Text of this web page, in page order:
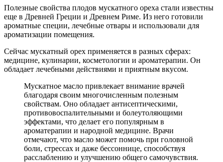
Полезные свойства плодов мускатного ореха стали известны
еще в Древней Греции и Древнем Риме. Из него готовили
ароматные специи, лечебные отвары и использовали для
ароматизации помещения.
Сейчас мускатный орех применяется в разных сферах:
медицине, кулинарии, косметологии и ароматерапии. Он
обладает лечебными действиями и приятным вкусом.
Мускатное масло привлекает внимание врачей
благодаря своим многочисленным полезным
свойствам. Оно обладает антисептическими,
противовоспалительными и болеутоляющими
эффектами, что делает его популярным в
ароматерапии и народной медицине. Врачи
отмечают, что масло может помочь при головной
боли, стрессах и даже бессоннице, способствуя
расслаблению и улучшению общего самочувствия.